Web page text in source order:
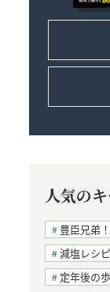
人気の
豊臣兄弟！
減塩レシピ
定年後の